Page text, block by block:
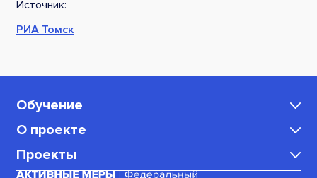
Источник:
РИА Томск
Обучение
Каталог программ
Для мам в декрете
О проекте
Центр карьеры
Проекты